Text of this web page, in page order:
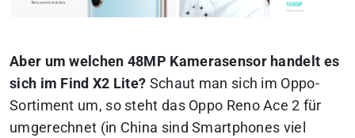
Aber um welchen 48MP Kamerasensor handelt es
sich im Find X2 Lite? Schaut man sich im Oppo-
Sortiment um, so steht das Oppo Reno Ace 2 für
umgerechnet (in China sind Smartphones viel